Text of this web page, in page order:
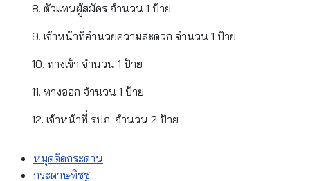
8. ตัวแทนผู้สมัคร จำนวน 1 ป้าย
9. เจ้าหน้าที่อำนวยความสะดวก จำนวน 1 ป้าย
10. ทางเข้า จำนวน 1 ป้าย
11. ทางออก จำนวน 1 ป้าย
12. เจ้าหน้าที่ รปภ. จำนวน 2 ป้าย
หมุดติดกระดาน
กระดาษทิชชู่